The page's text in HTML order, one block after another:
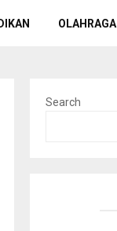
OLAHRAGA
Search